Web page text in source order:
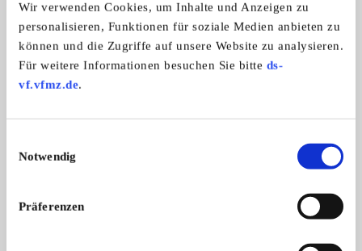
Wir verwenden Cookies, um Inhalte und Anzeigen zu
personalisieren, Funktionen für soziale Medien anbieten zu
können und die Zugriffe auf unsere Website zu analysieren.
Für weitere Informationen besuchen Sie bitte ds-
vf.vfmz.de.
Notwendig
Präferenzen
9.500,- €
Verhandlungsbasis
ANSEHEN